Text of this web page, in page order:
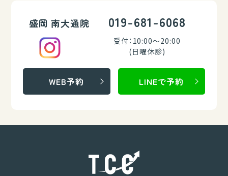
盛岡 南大通院 019-681-6068
受付：10:00～20:00
(日曜休診)
WEB予約 LINEで予約